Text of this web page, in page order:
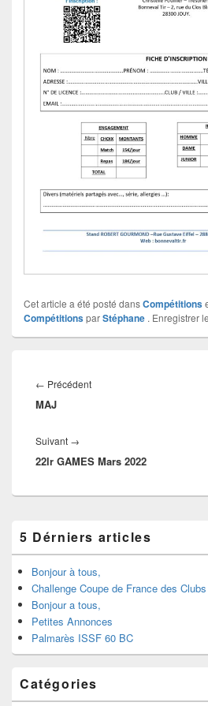
Cet article a été posté dansCompétitions
CompétitionsparStéphane . Enregistrer le
← Précédent
MAJ
Suivant →
22lr GAMES Mars 2022
5 Dérniers articles
Bonjour à tous,
Challenge Coupe de France des Clubs
Bonjour a tous,
Petites Annonces
Palmarès ISSF 60 BC
Catégories